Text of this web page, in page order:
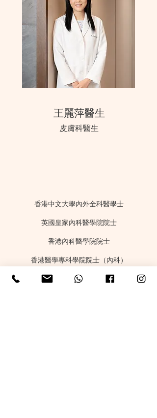
王麗萍醫生
皮膚科醫生
香港中文大學內外全科醫學士
英國皇家內科醫學院院士
香港內科醫學院院士
香港醫學專科學院院士（內科）
香卡迪夫大學實用皮膚科深造文憑